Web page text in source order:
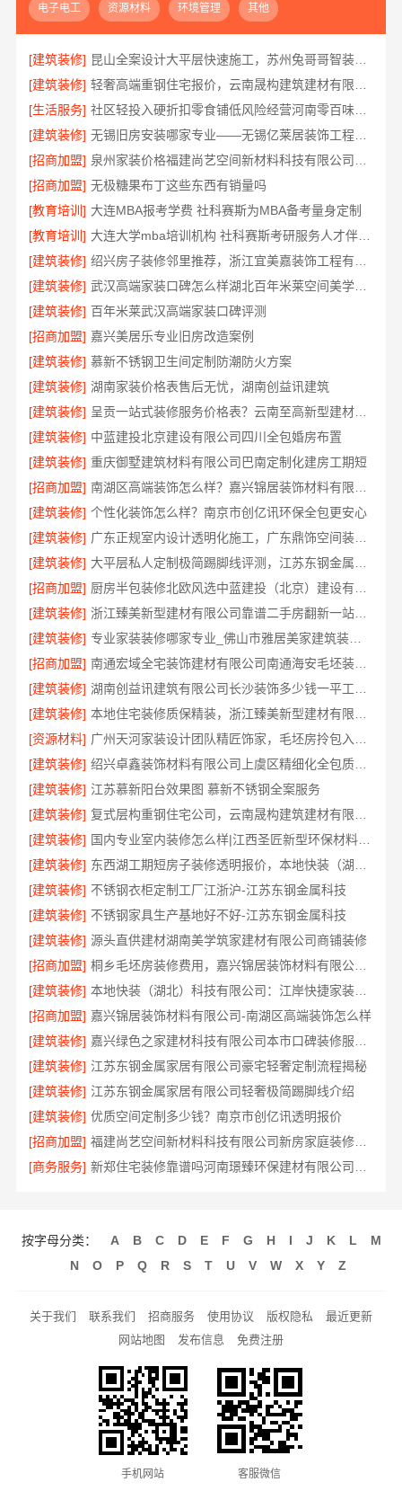
电子电工 资源材料 环境管理 其他
[建筑装修]
昆山全案设计大平层快速施工，苏州兔哥哥智装新材料有限公司
[建筑装修]
[生活服务]
社区轻投入硬折扣零食铺低风险经营河南零百味供应链有限公司
[建筑装修]
无锡旧房安装哪家专业——无锡亿莱居装饰工程材料有限公司
[招商加盟]
[招商加盟] 无极糖果布丁这些东西有销量吗
[教育培训] 大连MBA报考学费 社科赛斯为MBA备考量身定制
[教育培训]
大连大学mba培训机构 社科赛斯考研服务人才伴您成长
[建筑装修]
[建筑装修]
武汉高端家装口碑怎么样湖北百年米莱空间美学装饰材料有限公司
[建筑装修] 百年米莱武汉高端家装口碑评测
[招商加盟] 嘉兴美居乐专业旧房改造案例
[建筑装修] 慕新不锈钢卫生间定制防潮防火方案
[建筑装修] 湖南家装价格表售后无忧，湖南创益讯建筑
[建筑装修]
呈贡一站式装修服务价格表？云南至高新型建材有限公司透明定价
[建筑装修] 中蓝建投北京建设有限公司四川全包婚房布置
[建筑装修] 重庆御墅建筑材料有限公司巴南定制化建房工期短
[招商加盟]
[建筑装修] 个性化装饰怎么样？南京市创亿讯环保全包更安心
[建筑装修]
广东正规室内设计透明化施工，广东鼎饰空间装饰工程有限公司
[建筑装修]
[招商加盟]
[建筑装修]
浙江臻美新型建材有限公司靠谱二手房翻新一站式急装
[建筑装修]
专业家装装修哪家专业_佛山市雅居美家建筑装饰工程有限公司
[招商加盟]
南通宏域全宅装饰建材有限公司南通海安毛坯装饰公司设计
[建筑装修]
[建筑装修]
[资源材料]
[建筑装修]
绍兴卓鑫装饰材料有限公司上虞区精细化全包质量放心
[建筑装修] 江苏慕新阳台效果图 慕新不锈钢全案服务
[建筑装修]
[建筑装修]
国内专业室内装修怎么样|江西圣匠新型环保材料有限公司一站式整装
[建筑装修]
[建筑装修] 不锈钢衣柜定制工厂江浙沪-江苏东钢金属科技
[建筑装修] 不锈钢家具生产基地好不好-江苏东钢金属科技
[建筑装修] 源头直供建材湖南美学筑家建材有限公司商铺装修
[招商加盟]
桐乡毛坯房装修费用，嘉兴锦居装饰材料有限公司报价透明
[建筑装修]
本地快装（湖北）科技有限公司：江岸快捷家装两房一厅
[招商加盟] 嘉兴锦居装饰材料有限公司-南湖区高端装饰怎么样
[建筑装修]
[建筑装修] 江苏东钢金属家居有限公司豪宅轻奢定制流程揭秘
[建筑装修] 江苏东钢金属家居有限公司轻奢极简踢脚线介绍
[建筑装修] 优质空间定制多少钱？南京市创亿讯透明报价
[招商加盟]
福建尚艺空间新材料科技有限公司新房家庭装修硬装施工
[商务服务]
按字母分类： A B C D E F G H I J K L
M
N
O P Q R S T U V W X Y Z
关于我们 联系我们 招商服务 使用协议 版权隐私
最近更新
网站地图
发布信息 免费注册
手机网站 客服微信